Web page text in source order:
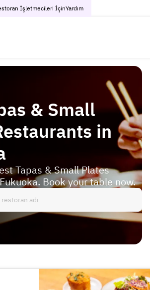
İşletmecileri İçinYardım
& Small
in
Tapas & Small Plates
Book your table now.